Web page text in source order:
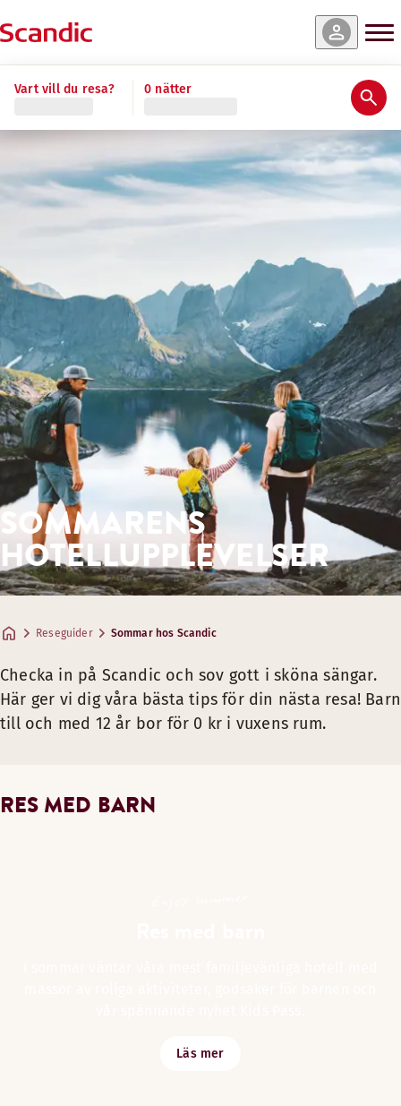
Vart vill du resa? 0 nätter
SOMMARENS
HOTELLUPPLEVELSER
Reseguider Sommar hos Scandic
Checka in på Scandic och sov gott i sköna sängar.
Här ger vi dig våra bästa tips för din nästa resa! Barn
till och med 12 år bor för 0 kr i vuxens rum.
RES MED BARN
Läs mer